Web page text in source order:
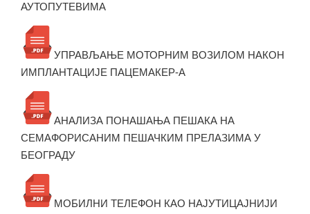
АУТОПУТЕВИМА
УПРАВЉАЊЕ МОТОРНИМ ВОЗИЛОМ НАКОН
ИМПЛАНТАЦИЈЕ ПАЦЕМАКЕР-А
АНАЛИЗА ПОНАШАЊА ПЕШАКА НА
СЕМАФОРИСАНИМ ПЕШАЧКИМ ПРЕЛАЗИМА У
БЕОГРАДУ
МОБИЛНИ ТЕЛЕФОН КАО НАЈУТИЦАЈНИЈИ